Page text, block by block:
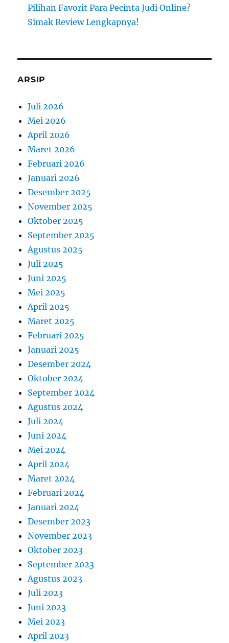
Pilihan Favorit Para Pecinta Judi Online?
Simak Review Lengkapnya!
ARSIP
Juli 2026
Mei 2026
April 2026
Maret 2026
Februari 2026
Januari 2026
Desember 2025
November 2025
Oktober 2025
September 2025
Agustus 2025
Juli 2025
Juni 2025
Mei 2025
April 2025
Maret 2025
Februari 2025
Januari 2025
Desember 2024
Oktober 2024
September 2024
Agustus 2024
Juli 2024
Juni 2024
Mei 2024
April 2024
Maret 2024
Februari 2024
Januari 2024
Desember 2023
November 2023
Oktober 2023
September 2023
Agustus 2023
Juli 2023
Juni 2023
Mei 2023
April 2023